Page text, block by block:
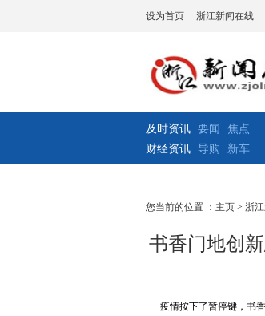
设为首页 浙江新闻在线
及时资讯 要闻
焦点
财经资讯 导购 新车
您当前的位置 ： 主页 > 浙
书香门地创
疫情按下了暂停键，书香